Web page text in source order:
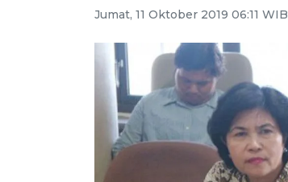
Jumat, 11 Oktober 2019 06:11 WIB